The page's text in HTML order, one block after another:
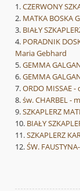
CZERWONY
MATKA BOSKA
BIAŁY
PORADNIK
Maria Gebhard
GEMMA
GEMMA
ORDO MISSAE
św. CHARBEL -
SZKAPLERZ
BIAŁY
SZKAPLERZ
ŚW.